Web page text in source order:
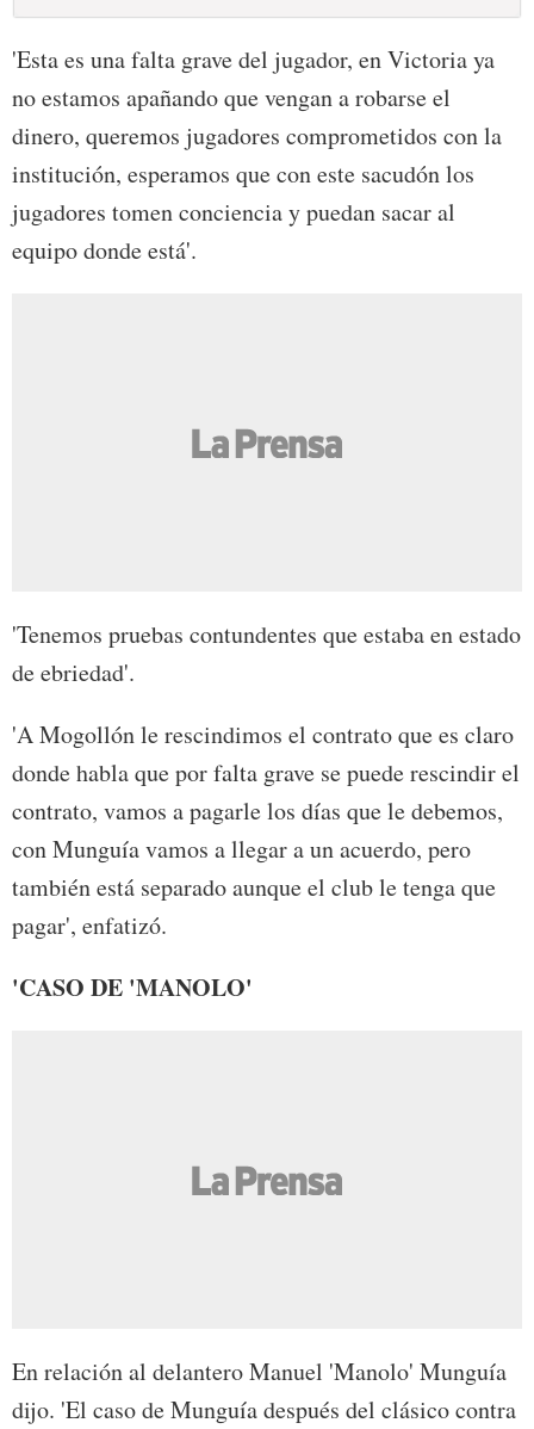
'Esta es una falta grave del jugador, en Victoria ya
no estamos apañando que vengan a robarse el
dinero, queremos jugadores comprometidos con la
institución, esperamos que con este sacudón los
jugadores tomen conciencia y puedan sacar al
equipo donde está'.
'Tenemos pruebas contundentes que estaba en estado
de ebriedad'.
'A Mogollón le rescindimos el contrato que es claro
donde habla que por falta grave se puede rescindir el
contrato, vamos a pagarle los días que le debemos,
con Munguía vamos a llegar a un acuerdo, pero
también está separado aunque el club le tenga que
pagar', enfatizó.
'CASO DE 'MANOLO'
En relación al delantero Manuel 'Manolo' Munguía
dijo. 'El caso de Munguía después del clásico contra